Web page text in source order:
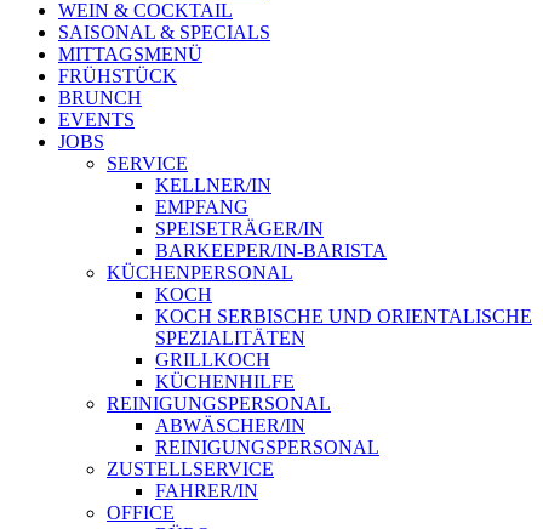
WEIN & COCKTAIL
SAISONAL & SPECIALS
MITTAGSMENÜ
FRÜHSTÜCK
BRUNCH
EVENTS
JOBS
SERVICE
KELLNER/IN
EMPFANG
SPEISETRÄGER/IN
BARKEEPER/IN-BARISTA
KÜCHENPERSONAL
KOCH
KOCH SERBISCHE UND ORIENTALISCHE
SPEZIALITÄTEN
GRILLKOCH
KÜCHENHILFE
REINIGUNGSPERSONAL
ABWÄSCHER/IN
REINIGUNGSPERSONAL
ZUSTELLSERVICE
FAHRER/IN
OFFICE